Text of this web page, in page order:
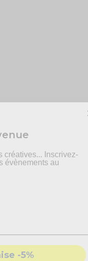
créatives... Inscrivez-
évènements au
-5%